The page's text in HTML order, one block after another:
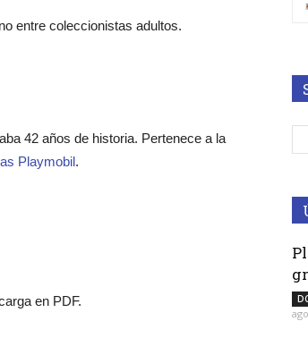
entre coleccionistas adultos.
42 años de historia. Pertenece a la
Playmobil.
en PDF.